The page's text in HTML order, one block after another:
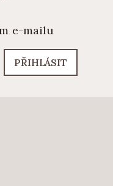
e-mailu
PŘIHLÁSIT